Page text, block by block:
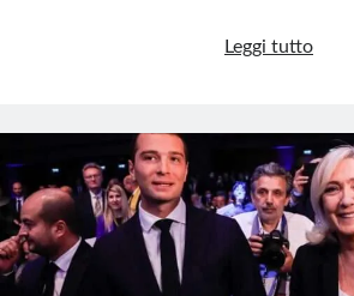
Leggi tuttoIl
sui
la